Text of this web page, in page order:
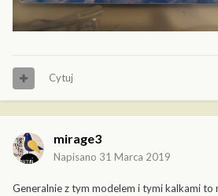
Cytuj
mirage3
Napisano 31 Marca 2019
Generalnie z tym modelem i tymi kalkami to